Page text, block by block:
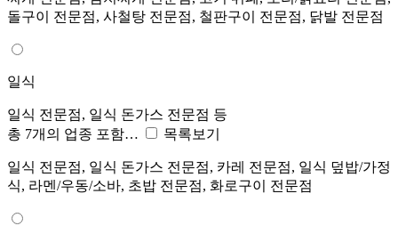
돌구이 전문점, 사철탕 전문점, 철판구이 전문점, 닭발 전문점
일식
일식 전문점, 일식 돈가스 전문점 등
총 7개의 업종 포함…
목록보기
일식 전문점, 일식 돈가스 전문점, 카레 전문점, 일식 덮밥/가정
식, 라멘/우동/소바, 초밥 전문점, 화로구이 전문점